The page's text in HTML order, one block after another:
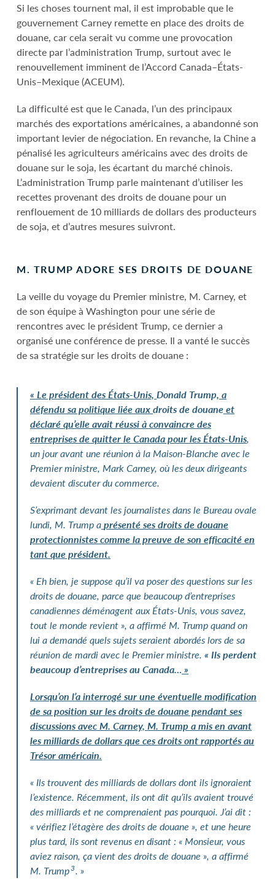
Si les choses tournent mal, il est improbable que le
gouvernement Carney remette en place des droits de
douane, car cela serait vu comme une provocation
directe par l’administration Trump, surtout avec le
renouvellement imminent de l’Accord Canada–États-
Unis–Mexique (ACEUM).
La difficulté est que le Canada, l’un des principaux
marchés des exportations américaines, a abandonné son
important levier de négociation. En revanche, la Chine a
pénalisé les agriculteurs américains avec des droits de
douane sur le soja, les écartant du marché chinois.
L’administration Trump parle maintenant d’utiliser les
recettes provenant des droits de douane pour un
renflouement de 10 milliards de dollars des producteurs
de soja, et d’autres mesures suivront.
M. TRUMP ADORE SES DROITS DE DOUANE
La veille du voyage du Premier ministre, M. Carney, et
de son équipe à Washington pour une série de
rencontres avec le président Trump, ce dernier a
organisé une conférence de presse. Il a vanté le succès
de sa stratégie sur les droits de douane :
« Le président des États-Unis, Donald Trump, a
défendu sa politique liée auxdroits de douaneet
déclaré qu’elle avait réussi à convaincre des
entreprises de quitter le Canada pour les États-Unis,
un jour avant une réunion à la Maison-Blanche avec le
Premier ministre, MarkCarney, où les deux dirigeants
devaient discuter du commerce.
S’exprimant devant les journalistes dans le Bureau ovale
lundi, M. Trump aprésenté ses droits de douane
protectionnistes comme la preuve de son efficacité en
tant que président.
« Eh bien, je suppose qu’il va poser des questions sur les
droits de douane, parce que beaucoup d’entreprises
canadiennes déménagent aux États-Unis, vous savez,
tout le monde revient », a affirmé M. Trump quand on
lui a demandé quels sujets seraient abordés lors de sa
réunion de mardi avec le Premier ministre. « Ils perdent
beaucoup d’entreprises au Canada… »
Lorsqu’on l’a interrogé sur une éventuelle modification
de sa position sur les droits de douane pendant ses
discussions avec M. Carney, M. Trump a mis en avant
les milliards de dollars que ces droits ont rapportés au
Trésor américain.
«Ils trouvent des milliards de dollars dont ils ignoraient
l’existence. Récemment, ils ont dit qu’ils avaient trouvé
des milliards et ne comprenaient pas pourquoi. J’ai dit:
«vérifiez l’étagère des droits de douane », et une heure
plus tard, ils sont revenus en disant: «Monsieur, vous
aviez raison, ça vient des droits de douane », a affirmé
M. Trump3. »